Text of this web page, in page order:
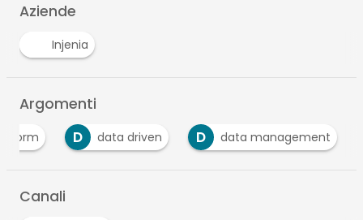
Aziende
Injenia
Argomenti
D data driven D data management
Canali